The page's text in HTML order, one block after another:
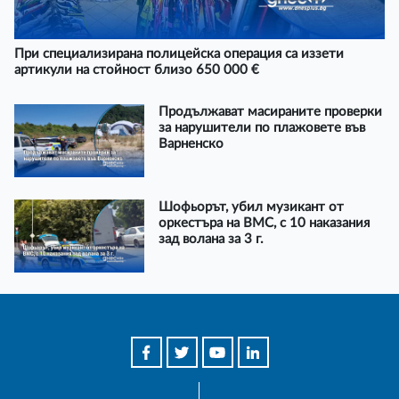
При специализирана полицейска операция са иззети
артикули на стойност близо 650 000 €
Продължават масираните проверки
за нарушители по плажовете във
Варненско
Шофьорът, убил музикант от
оркестъра на ВМС, с 10 наказания
зад волана за 3 г.